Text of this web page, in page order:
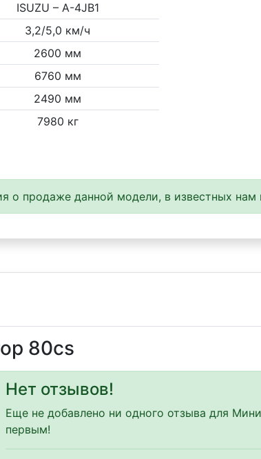
ISUZU – A-4JB1
3,2/5,0 км/ч
2600 мм
6760 мм
2490 мм
7980 кг
о продаже данной модели, в известных нам
80cs
Нет отзывов!
Еще не добавлено ни одного отзыва для
первым!